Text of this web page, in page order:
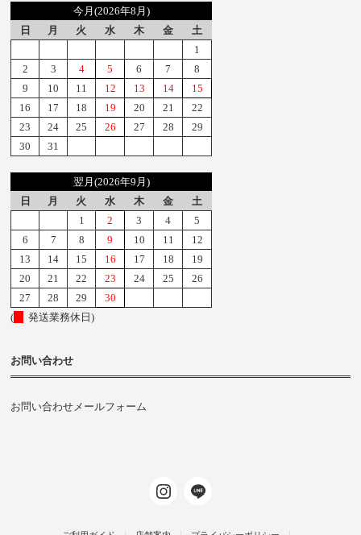
今月(2026年8月)
日
月 火 水 木 金
土
1
2
3 4 5 6 7
8
9
10 11 12 13 14
15
16
17 18 19 20 21
22
23
24 25 26 27 28
29
30
31
翌月(2026年9月)
日
月 火 水 木 金
土
1
2 3 4
5
6
7 8 9 10 11
12
13
14 15 16 17 18
19
20
21 22 23 24 25
26
27
28 29
30
(
発送業務休日)
お問い合わせ
お問い合わせメールフォーム